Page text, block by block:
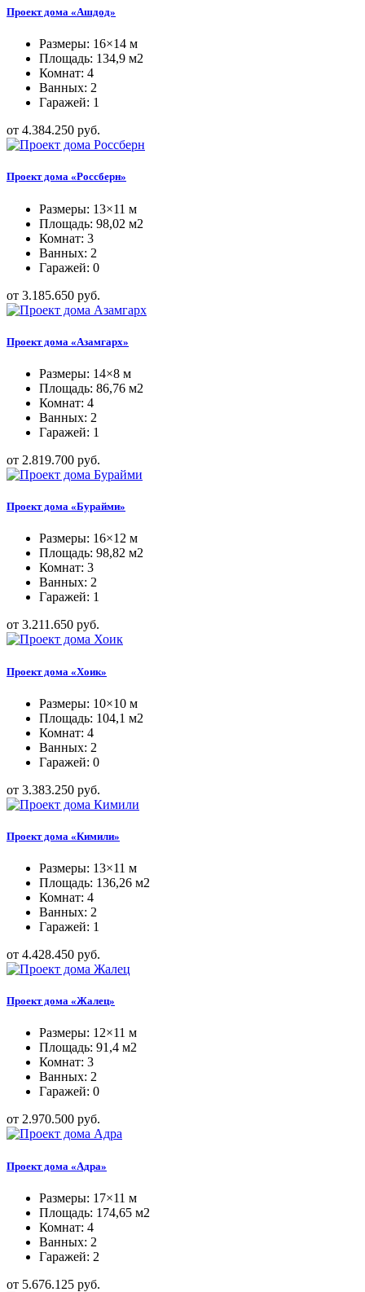
Проект дома «Ашдод»
Размеры: 16×14 м
Площадь: 134,9 м2
Комнат: 4
Ванных: 2
Гаражей: 1
от 4.384.250 руб.
Проект дома «Россберн»
Размеры: 13×11 м
Площадь: 98,02 м2
Комнат: 3
Ванных: 2
Гаражей: 0
от 3.185.650 руб.
Проект дома «Азамгарх»
Размеры: 14×8 м
Площадь: 86,76 м2
Комнат: 4
Ванных: 2
Гаражей: 1
от 2.819.700 руб.
Проект дома «Бурайми»
Размеры: 16×12 м
Площадь: 98,82 м2
Комнат: 3
Ванных: 2
Гаражей: 1
от 3.211.650 руб.
Проект дома «Хоик»
Размеры: 10×10 м
Площадь: 104,1 м2
Комнат: 4
Ванных: 2
Гаражей: 0
от 3.383.250 руб.
Проект дома «Кимили»
Размеры: 13×11 м
Площадь: 136,26 м2
Комнат: 4
Ванных: 2
Гаражей: 1
от 4.428.450 руб.
Проект дома «Жалец»
Размеры: 12×11 м
Площадь: 91,4 м2
Комнат: 3
Ванных: 2
Гаражей: 0
от 2.970.500 руб.
Проект дома «Адра»
Размеры: 17×11 м
Площадь: 174,65 м2
Комнат: 4
Ванных: 2
Гаражей: 2
от 5.676.125 руб.